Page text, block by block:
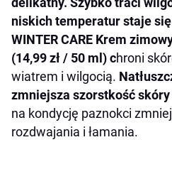
niskich temperatur staje
WINTER CARE Krem
(14,99 zł / 50 ml) chroni
wiatrem i wilgocią.
zmniejsza szorstkość skóry
na kondycję paznokci
rozdwajania i łamania.